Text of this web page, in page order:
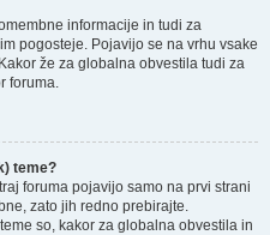
informacije in tudi za
pogosteje. Pojavijo se na vrhu vsake
že za globalna obvestila tudi za
foruma.
teme?
foruma pojavijo samo na prvi strani
zato jih redno prebirajte.
so, kakor za globalna obvestila in